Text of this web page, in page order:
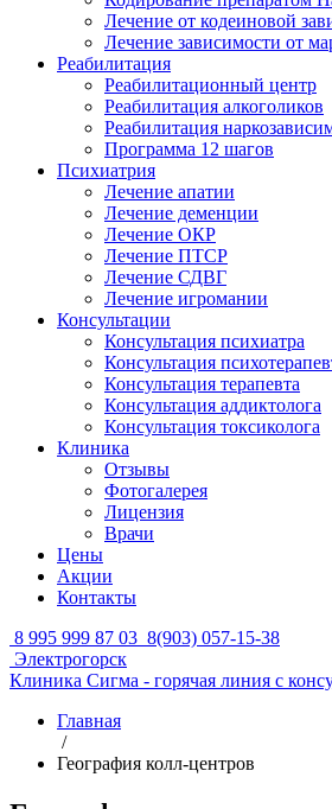
Лечение от кодеиновой
Лечение зависимости от
Реабилитация
Реабилитационный центр
Реабилитация алкоголиков
Реабилитация
Программа 12 шагов
Психиатрия
Лечение апатии
Лечение деменции
Лечение ОКР
Лечение ПТСР
Лечение СДВГ
Лечение игромании
Консультации
Консультация психиатра
Консультация
Консультация терапевта
Консультация аддиктолога
Консультация токсиколога
Клиника
Отзывы
Фотогалерея
Лицензия
Врачи
Цены
Акции
Контакты
8 995 999 87 03 8(903) 057-15-38
Электрогорск
Клиника Сигма - горячая линия с
Главная
/
География колл-центров